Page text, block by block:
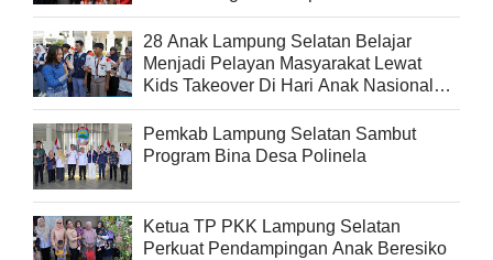
Generasi Berprestasi
28 Anak Lampung Selatan Belajar
Menjadi Pelayan Masyarakat Lewat
Kids Takeover Di Hari Anak Nasional
2026
Pemkab Lampung Selatan Sambut
Program Bina Desa Polinela
Ketua TP PKK Lampung Selatan
Perkuat Pendampingan Anak Beresiko